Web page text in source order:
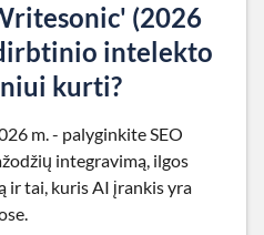
(2026
intelekto
kurti?
m. - palyginkite SEO
integravimą, ilgos
ir tai, kuris AI įrankis yra